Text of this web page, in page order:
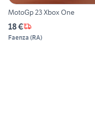
MotoGp 23 Xbox One
18 €
Faenza (RA)